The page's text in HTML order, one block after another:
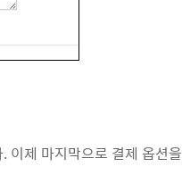
이제 마지막으로 결제 옵션을